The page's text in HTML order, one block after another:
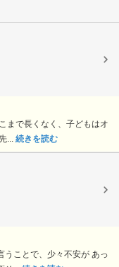
まで長くなく、子どもはオ
... 続きを読む
うことで、少々不安が あっ